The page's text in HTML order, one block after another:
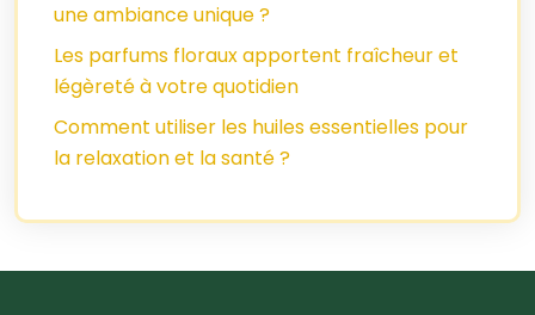
une ambiance unique ?
Les parfums floraux apportent fraîcheur et
légèreté à votre quotidien
Comment utiliser les huiles essentielles pour
la relaxation et la santé ?